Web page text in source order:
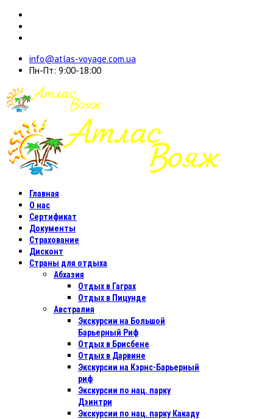
info@atlas-voyage.com.ua
Пн-Пт: 9:00-18:00
Главная
О нас
Сертификат
Документы
Страхование
Дисконт
Страны для отдыха
Абхазия
Отдых в Гаграх
Отдых в Пицунде
Австралия
Экскурсии на Большой
Барьерный Риф
Отдых в Бриcбене
Отдых в Дарвине
Экскурсии на Кэрнс-Барьерный
риф
Экскурсии по нац. парку
Дэинтри
Экскурсии по нац. парку Какаду